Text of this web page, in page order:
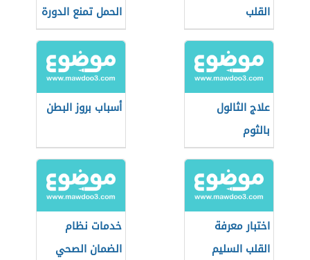
القلب
الحمل تمنع الدورة
علاج الثالول
بالثوم
أسباب بروز البطن
اختبار معرفة
القلب السليم
خدمات نظام
الضمان الصحي